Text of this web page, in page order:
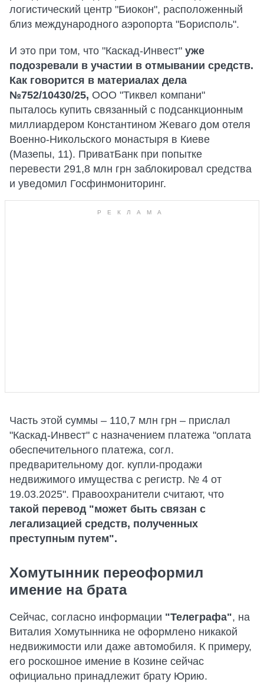
логистический центр "Биокон", расположенный
близ международного аэропорта "Борисполь".
И это при том, что "Каскад-Инвест" уже
подозревали в участии в отмывании средств.
Как говорится в материалах дела
№752/10430/25, ООО "Тиквел компани"
пыталось купить связанный с подсанкционным
миллиардером Константином Жеваго дом отеля
Военно-Никольского монастыря в Киеве
(Мазепы, 11). ПриватБанк при попытке
перевести 291,8 млн грн заблокировал средства
и уведомил Госфинмониторинг.
Часть этой суммы – 110,7 млн грн – прислал
"Каскад-Инвест" с назначением платежа "оплата
обеспечительного платежа, согл.
предварительному дог. купли-продажи
недвижимого имущества с регистр. № 4 от
19.03.2025". Правоохранители считают, что
такой перевод "может быть связан с
легализацией средств, полученных
преступным путем".
Хомутынник переоформил
имение на брата
Сейчас, согласно информации "Телеграфа", на
Виталия Хомутынника не оформлено никакой
недвижимости или даже автомобиля. К примеру,
его роскошное имение в Козине сейчас
официально принадлежит брату Юрию.